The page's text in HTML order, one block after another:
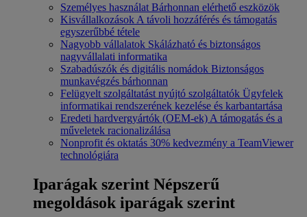
Személyes használat Bárhonnan elérhető eszközök
Kisvállalkozások A távoli hozzáférés és támogatás
egyszerűbbé tétele
Nagyobb vállalatok Skálázható és biztonságos
nagyvállalati informatika
Szabadúszók és digitális nomádok Biztonságos
munkavégzés bárhonnan
Felügyelt szolgáltatást nyújtó szolgáltatók Ügyfelek
informatikai rendszerének kezelése és karbantartása
Eredeti hardvergyártók (OEM-ek) A támogatás és a
műveletek racionalizálása
Nonprofit és oktatás 30% kedvezmény a TeamViewer
technológiára
Iparágak szerint Népszerű
megoldások iparágak szerint